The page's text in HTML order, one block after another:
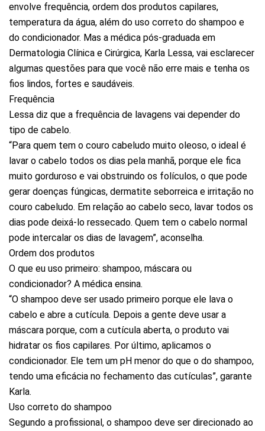
envolve frequência, ordem dos produtos capilares,
temperatura da água, além do uso correto do shampoo e
do condicionador. Mas a médica pós-graduada em
Dermatologia Clínica e Cirúrgica, Karla Lessa, vai esclarecer
algumas questões para que você não erre mais e tenha os
fios lindos, fortes e saudáveis.
Frequência
Lessa diz que a frequência de lavagens vai depender do
tipo de cabelo.
“Para quem tem o couro cabeludo muito oleoso, o ideal é
lavar o cabelo todos os dias pela manhã, porque ele fica
muito gorduroso e vai obstruindo os folículos, o que pode
gerar doenças fúngicas, dermatite seborreica e irritação no
couro cabeludo. Em relação ao cabelo seco, lavar todos os
dias pode deixá-lo ressecado. Quem tem o cabelo normal
pode intercalar os dias de lavagem”, aconselha.
Ordem dos produtos
O que eu uso primeiro: shampoo, máscara ou
condicionador? A médica ensina.
“O shampoo deve ser usado primeiro porque ele lava o
cabelo e abre a cutícula. Depois a gente deve usar a
máscara porque, com a cutícula aberta, o produto vai
hidratar os fios capilares. Por último, aplicamos o
condicionador. Ele tem um pH menor do que o do shampoo,
tendo uma eficácia no fechamento das cutículas”, garante
Karla.
Uso correto do shampoo
Segundo a profissional, o shampoo deve ser direcionado ao